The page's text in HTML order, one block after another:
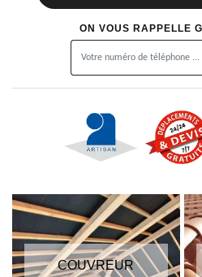
ON VOUS RAPPELLE
COUVREUR